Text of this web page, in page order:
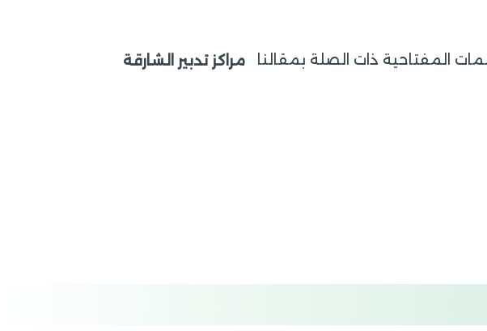
المفتاحية ذات الصلة بمقالنا مراكز تدبير الشارقة